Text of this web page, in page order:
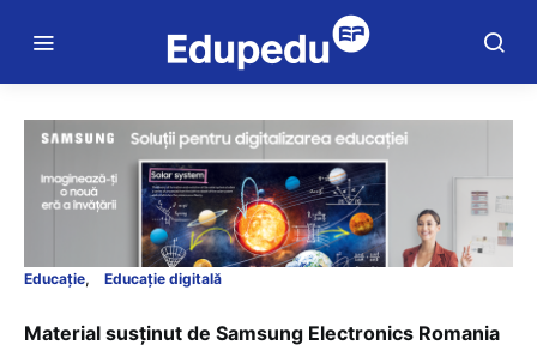
Educație Educație digitală
Material susținut de Samsung Electronics Romania